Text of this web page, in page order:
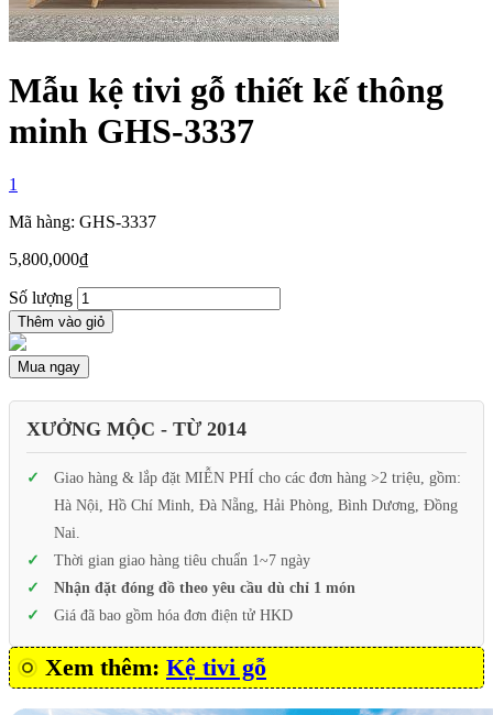
Mẫu kệ tivi gỗ thiết kế thông
minh GHS-3337
1
Mã hàng: GHS-3337
5,800,000₫
Số lượng
Thêm vào giỏ
Mua ngay
XƯỞNG MỘC - TỪ 2014
Giao hàng & lắp đặt MIỄN PHÍ cho các đơn hàng >2 triệu, gồm:
Hà Nội, Hồ Chí Minh, Đà Nẵng, Hải Phòng, Bình Dương, Đồng
Nai.
Thời gian giao hàng tiêu chuẩn 1~7 ngày
Nhận đặt đóng đồ theo yêu cầu dù chỉ 1 món
Giá đã bao gồm hóa đơn điện tử HKD
Xem thêm: Kệ tivi gỗ